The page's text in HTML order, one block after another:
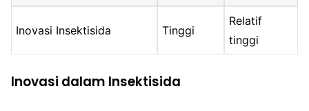
Inovasi Insektisida Tinggi
Relatif
tinggi
Inovasi dalam Insektisida